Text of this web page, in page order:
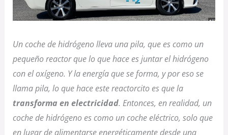
Un coche de hidrógeno lleva una pila, que es como un
pequeño reactor que lo que hace es juntar el hidrógeno
con el oxígeno. Y la energía que se forma, y por eso se
llama pila, lo que hace este reactorcito es que la
transforma en electricidad. Entonces, en realidad, un
coche de hidrógeno es como un coche eléctrico, solo que
en lugar de alimentarse energéticamente desde una